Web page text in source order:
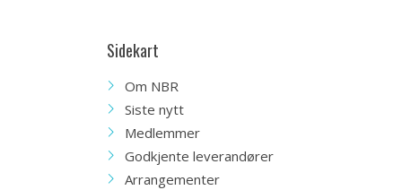
Sidekart
Om NBR
Siste nytt
Medlemmer
Godkjente leverandører
Arrangementer